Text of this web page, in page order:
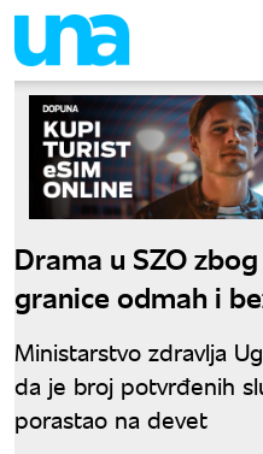
Drama u SZO
granice odmah i
Ministarstvo zdravlja
da je broj potvrđenih
porastao na devet